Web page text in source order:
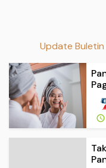
Update